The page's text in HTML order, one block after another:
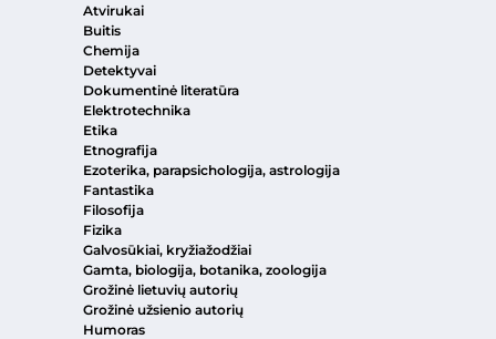
Atvirukai
Buitis
Chemija
Detektyvai
Dokumentinė literatūra
Elektrotechnika
Etika
Etnografija
Ezoterika, parapsichologija, astrologija
Fantastika
Filosofija
Fizika
Galvosūkiai, kryžiažodžiai
Gamta, biologija, botanika, zoologija
Grožinė lietuvių autorių
Grožinė užsienio autorių
Humoras